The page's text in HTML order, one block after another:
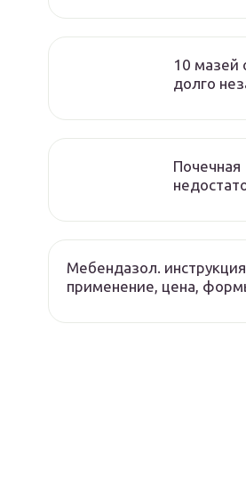
10 мазей
долго
Почечная
Мебендазол.
применение, цена,